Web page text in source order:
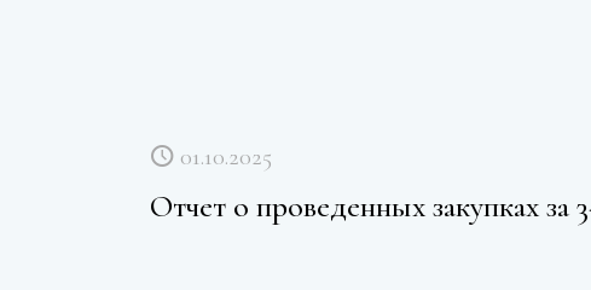
01.10.2025
Отчет о проведенных закупках за